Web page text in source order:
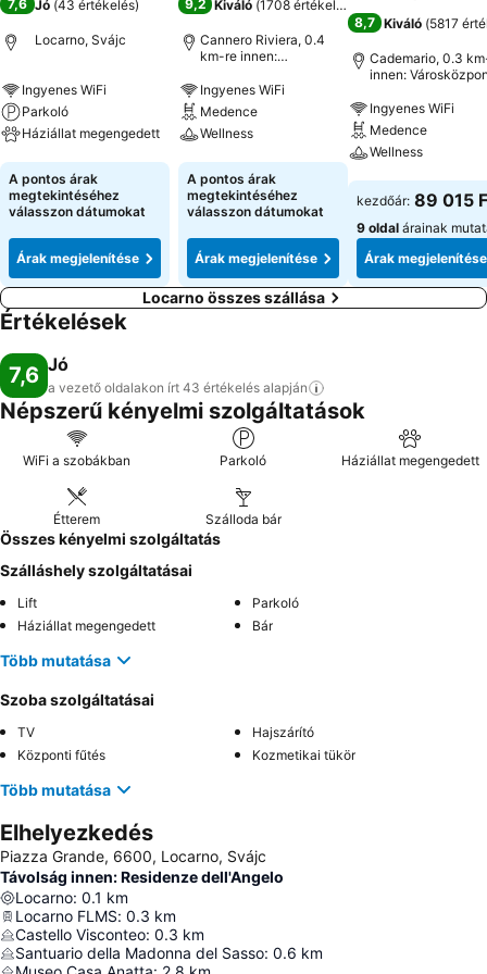
7,6 Jó (43 értékelés)
Locarno, Svájc
Ingyenes WiFi
Parkoló
Háziállat megengedett
Árak megjelenítése
A pontos árak
megtekintéséhez
válasszon dátumokat
Árak megjelenítése
9,2 Kiváló (1708 értékelés
Cannero Riviera, 0.4
km-re innen:
Ingyenes WiFi
Medence
Wellness
Árak megjelenítése
A pontos árak
megtekintéséhez
válasszon dátumokat
Árak megjelenítése
8,7 Kiváló (5817
Cademario, 0.3
innen:
Ingyenes WiFi
Medence
Wellness
Árak
kezdőár: 89 015
9 oldal árainak
Árak megjelenítése
Locarno összes szállása
Értékelések
7,6 Jó
a vezető oldalakon írt 43 értékelés alapján
Népszerű kényelmi szolgáltatások
WiFi a szobákban Parkoló Háziállat megengedett
Étterem Szálloda bár
Összes kényelmi szolgáltatás
Szálláshely szolgáltatásai
Lift
Parkoló
Háziállat megengedett
Bár
Több mutatása
Szoba szolgáltatásai
TV
Hajszárító
Központi fűtés
Kozmetikai tükör
Több mutatása
Elhelyezkedés
Piazza Grande, 6600, Locarno, Svájc
Távolság innen: Residenze dell'Angelo
Locarno: 0.1 km
Locarno FLMS: 0.3 km
Castello Visconteo: 0.3 km
Santuario della Madonna del Sasso: 0.6 km